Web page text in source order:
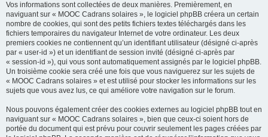
Vos informations sont collectées de deux manières. Premièrement, en
naviguant sur « MOOC Cadrans solaires », le logiciel phpBB créera un certain
nombre de cookies, qui sont des petits fichiers textes téléchargés dans les
fichiers temporaires du navigateur Internet de votre ordinateur. Les deux
premiers cookies ne contiennent qu’un identifiant utilisateur (désigné ci-après
par « user-id ») et un identifiant de session invité (désigné ci-après par
« session-id »), qui vous sont automatiquement assignés par le logiciel phpBB.
Un troisième cookie sera créé une fois que vous naviguerez sur les sujets de
« MOOC Cadrans solaires » et est utilisé pour stocker les informations sur les
sujets que vous avez lus, ce qui améliore votre navigation sur le forum.
Nous pouvons également créer des cookies externes au logiciel phpBB tout en
naviguant sur « MOOC Cadrans solaires », bien que ceux-ci soient hors de
portée du document qui est prévu pour couvrir seulement les pages créées par